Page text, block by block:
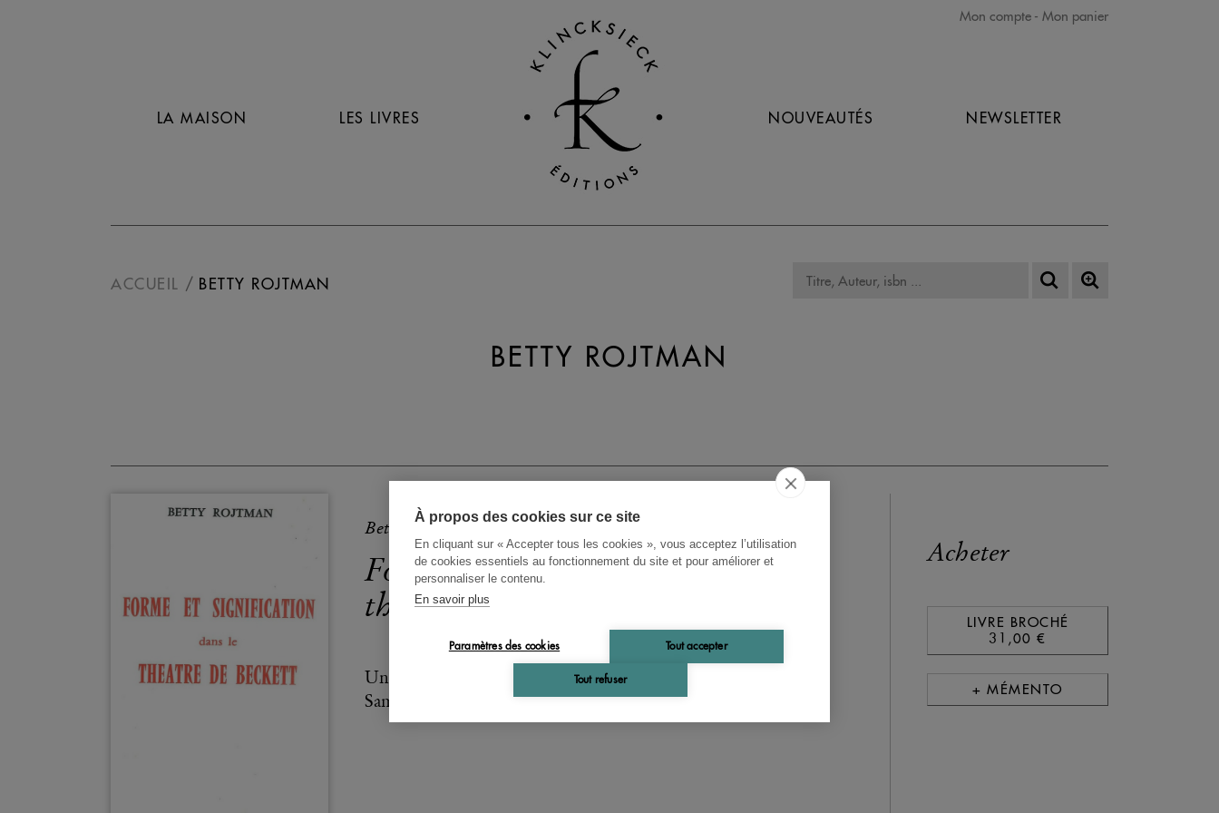
À propos des cookies sur ce site
En cliquant sur « Accepter tous les cookies », vous acceptez l’utilisation
de cookies essentiels au fonctionnement du site et pour améliorer et
personnaliser le contenu.
En savoir plus
Paramètres des cookies Tout accepter
Tout refuser
Mon compte Mon panier
LA MAISON LES LIVRES NOUVEAUTÉS NEWSLETTER
ACCUEIL BETTY ROJTMAN
BETTY ROJTMAN
Betty Rojtman
Forme et signification dans le
théâtre de Beckett
Une analyse approfondie des procédés du théâtre si singulier de
Samuel Beckett, axée sur le concept de "tension"
Acheter
LIVRE BROCHÉ
31,00 €
+ MÉMENTO